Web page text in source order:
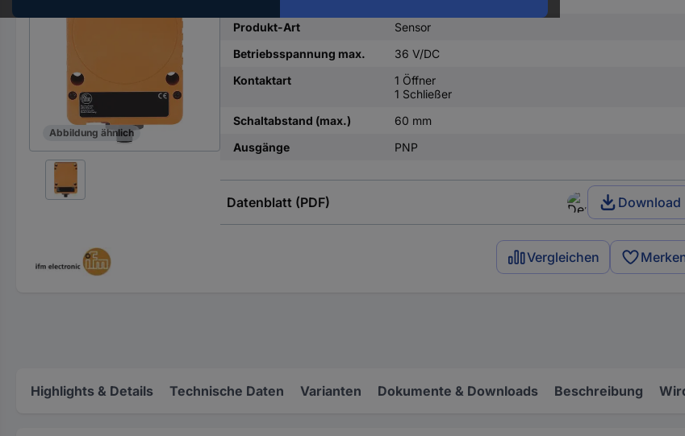
Abbildung ähnlich
Produkt-Art
Sensor
Betriebsspannung max.
36 V/DC
Kontaktart
1 Öffner
1 Schließer
Schaltabstand (max.)
60 mm
Ausgänge
PNP
Datenblatt (PDF) Download
Vergleichen
Highlights & Details Technische Daten Varianten Dokumente & Downloads Beschreibung